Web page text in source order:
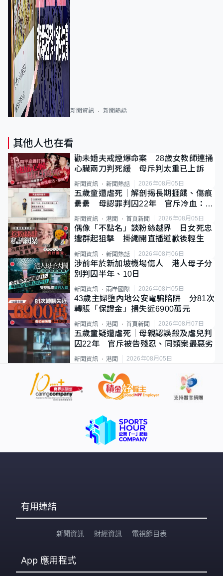
新聞資訊 新聞熱話
其他人也在看
勸未婚夫戒煙爆命案 28歲女教師連捅
心臟兩刀判死緩 母斥判太重已上訴
新聞資訊 新聞熱話 2026年08月05日
五歲童遭虐死｜解剖揭長期捱餓、傷痕
纍纍 母認罪判囚22年 官斥冷血：同
類案最惡劣
新聞資訊 港聞 首頁新聞 2026年08月05日
偶像「不點名」談粉絲越界 日女死忠
遭群起狙擊 掛繩開直播道歉後輕生
新聞資訊 新聞熱話 2026年08月06日
涉前年於新加坡機場傷人 港人母子分
別判囚半年、10日
新聞資訊 兩岸國際 2026年08月05日
43歲主婦墮內地公安電騙陷阱 分81次
轉賬「保證金」損失近6900萬元
新聞資訊 港聞 首頁新聞 2026年08月07日
五歲童疑遭虐死｜母親認誤殺及虐兒判
囚22年 官斥被告殘忍、同類案最惡劣
新聞資訊 港聞 2026年08月05日
有用連結
新聞資訊 財經資訊 電視節目表
App 應用程式